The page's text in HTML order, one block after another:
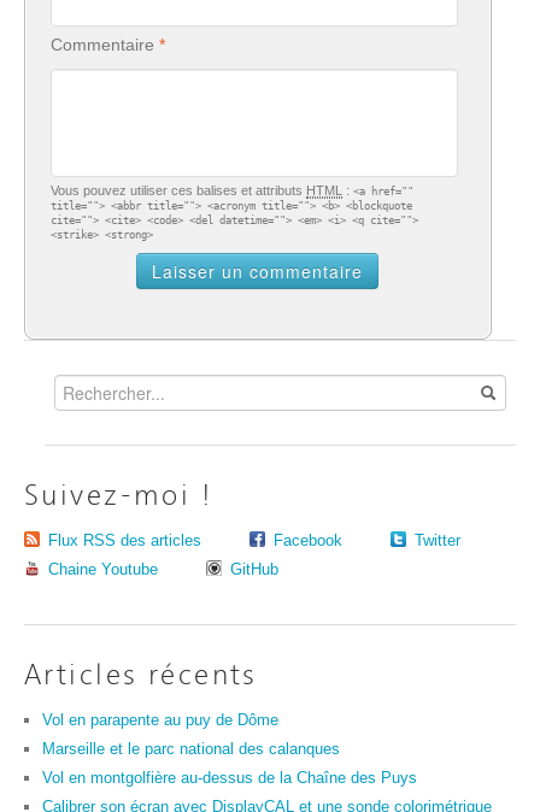
Commentaire
Vous pouvez utiliser ces balises et attributs HTML : <a href=""
title=""> <abbr title=""> <acronym title=""> <b> <blockquote
cite=""> <cite> <code> <del datetime=""> <em> <i> <q cite="">
<strike> <strong>
Suivez-moi !
Flux RSS des articles Facebook
Twitter
Chaine Youtube
GitHub
Articles récents
Vol en parapente au puy de Dôme
Marseille et le parc national des calanques
Vol en montgolfière au-dessus de la Chaîne des Puys
Calibrer son écran avec DisplayCAL et une sonde colorimétrique